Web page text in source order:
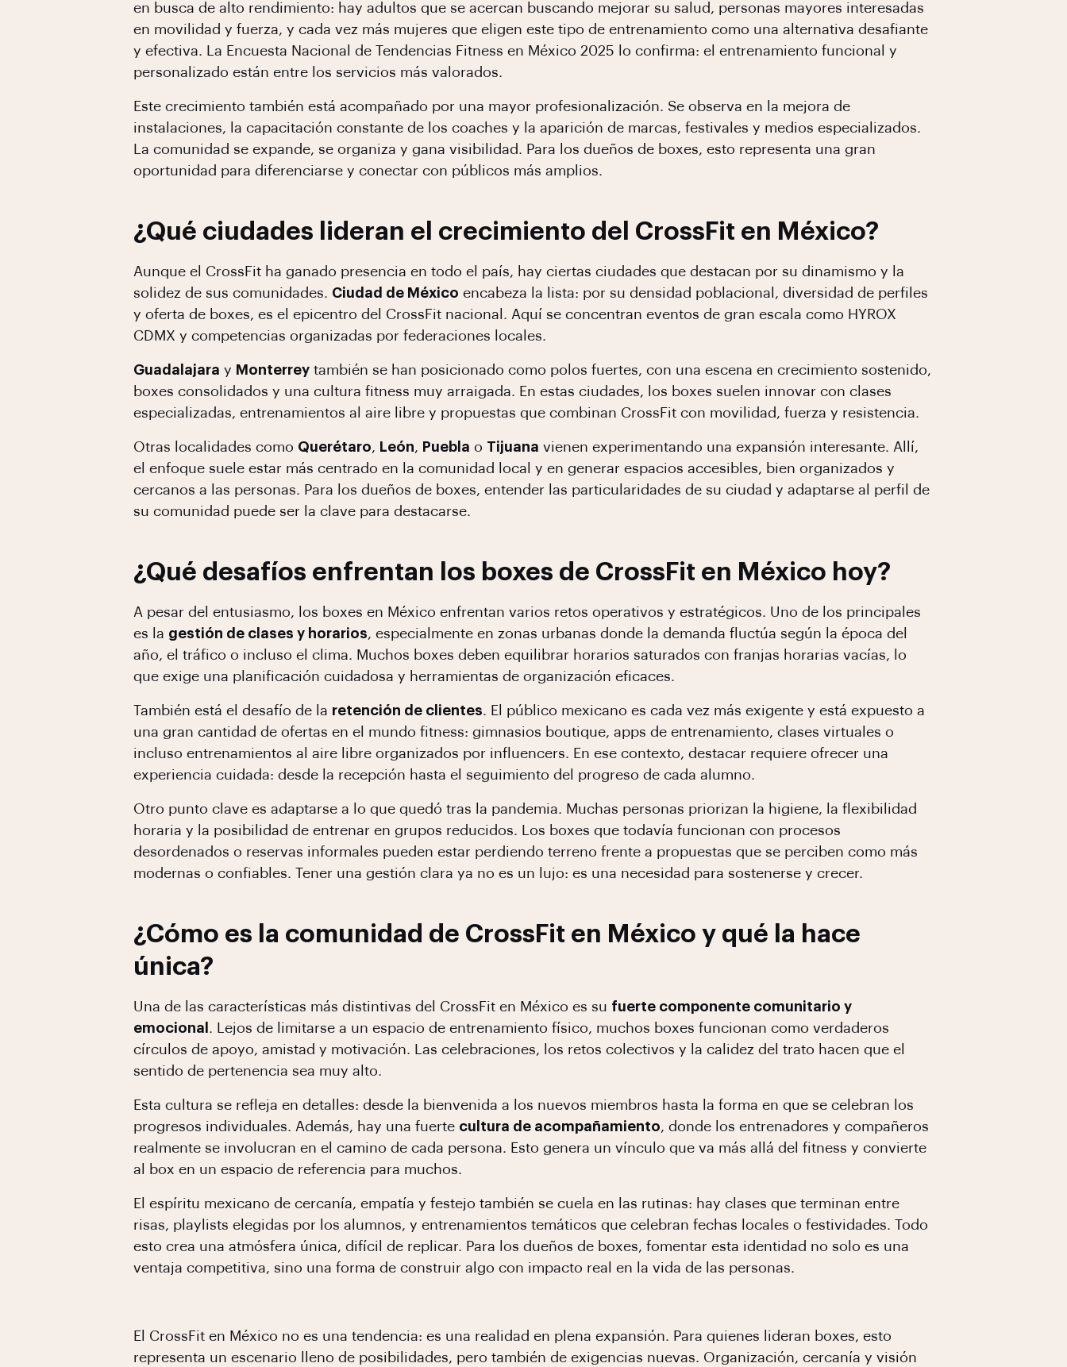
en busca de alto rendimiento: hay adultos que se acercan buscando mejorar su salud, personas mayores interesadas
en movilidad y fuerza, y cada vez más mujeres que eligen este tipo de entrenamiento como una alternativa desafiante
y efectiva. La Encuesta Nacional de Tendencias Fitness en México 2025 lo confirma: el entrenamiento funcional y
personalizado están entre los servicios más valorados.
Este crecimiento también está acompañado por una mayor profesionalización. Se observa en la mejora de
instalaciones, la capacitación constante de los coaches y la aparición de marcas, festivales y medios especializados.
La comunidad se expande, se organiza y gana visibilidad. Para los dueños de boxes, esto representa una gran
oportunidad para diferenciarse y conectar con públicos más amplios.
¿Qué ciudades lideran el crecimiento del CrossFit en México?
Aunque el CrossFit ha ganado presencia en todo el país, hay ciertas ciudades que destacan por su dinamismo y la
solidez de sus comunidades. Ciudad de México encabeza la lista: por su densidad poblacional, diversidad de perfiles
y oferta de boxes, es el epicentro del CrossFit nacional. Aquí se concentran eventos de gran escala como HYROX
CDMX y competencias organizadas por federaciones locales.
Guadalajara y Monterrey también se han posicionado como polos fuertes, con una escena en crecimiento sostenido,
boxes consolidados y una cultura fitness muy arraigada. En estas ciudades, los boxes suelen innovar con clases
especializadas, entrenamientos al aire libre y propuestas que combinan CrossFit con movilidad, fuerza y resistencia.
Otras localidades como Querétaro, León, Puebla o Tijuana vienen experimentando una expansión interesante. Allí,
el enfoque suele estar más centrado en la comunidad local y en generar espacios accesibles, bien organizados y
cercanos a las personas. Para los dueños de boxes, entender las particularidades de su ciudad y adaptarse al perfil de
su comunidad puede ser la clave para destacarse.
¿Qué desafíos enfrentan los boxes de CrossFit en México hoy?
A pesar del entusiasmo, los boxes en México enfrentan varios retos operativos y estratégicos. Uno de los principales
es la gestión de clases y horarios, especialmente en zonas urbanas donde la demanda fluctúa según la época del
año, el tráfico o incluso el clima. Muchos boxes deben equilibrar horarios saturados con franjas horarias vacías, lo
que exige una planificación cuidadosa y herramientas de organización eficaces.
También está el desafío de la retención de clientes. El público mexicano es cada vez más exigente y está expuesto a
una gran cantidad de ofertas en el mundo fitness: gimnasios boutique, apps de entrenamiento, clases virtuales o
incluso entrenamientos al aire libre organizados por influencers. En ese contexto, destacar requiere ofrecer una
experiencia cuidada: desde la recepción hasta el seguimiento del progreso de cada alumno.
Otro punto clave es adaptarse a lo que quedó tras la pandemia. Muchas personas priorizan la higiene, la flexibilidad
horaria y la posibilidad de entrenar en grupos reducidos. Los boxes que todavía funcionan con procesos
desordenados o reservas informales pueden estar perdiendo terreno frente a propuestas que se perciben como más
modernas o confiables. Tener una gestión clara ya no es un lujo: es una necesidad para sostenerse y crecer.
¿Cómo es la comunidad de CrossFit en México y qué la hace
única?
Una de las características más distintivas del CrossFit en México es su fuerte componente comunitario y
emocional . Lejos de limitarse a un espacio de entrenamiento físico, muchos boxes funcionan como verdaderos
círculos de apoyo, amistad y motivación. Las celebraciones, los retos colectivos y la calidez del trato hacen que el
sentido de pertenencia sea muy alto.
Esta cultura se refleja en detalles: desde la bienvenida a los nuevos miembros hasta la forma en que se celebran los
progresos individuales. Además, hay una fuerte cultura de acompañamiento, donde los entrenadores y compañeros
realmente se involucran en el camino de cada persona. Esto genera un vínculo que va más allá del fitness y convierte
al box en un espacio de referencia para muchos.
El espíritu mexicano de cercanía, empatía y festejo también se cuela en las rutinas: hay clases que terminan entre
risas, playlists elegidas por los alumnos, y entrenamientos temáticos que celebran fechas locales o festividades. Todo
esto crea una atmósfera única, difícil de replicar. Para los dueños de boxes, fomentar esta identidad no solo es una
ventaja competitiva, sino una forma de construir algo con impacto real en la vida de las personas.
El CrossFit en México no es una tendencia: es una realidad en plena expansión. Para quienes lideran boxes, esto
representa un escenario lleno de posibilidades, pero también de exigencias nuevas. Organización, cercanía y visión